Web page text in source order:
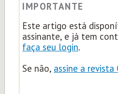
IMPORTANTE
Este artigo está
assinante, e já tem
faça seu login.
Se não, assine a revista